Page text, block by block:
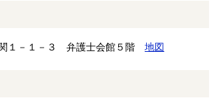
１－１－３ 弁護士会館５階 地図